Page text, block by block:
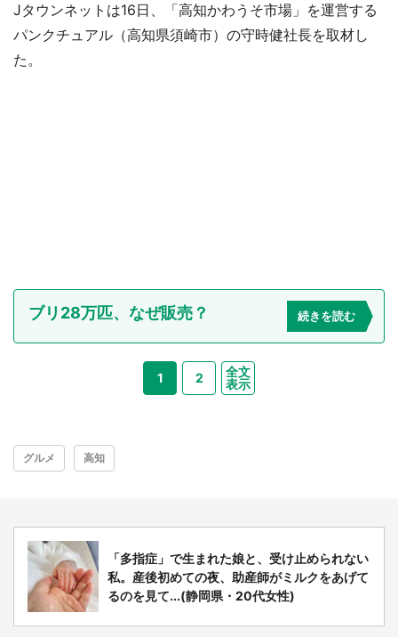
Jタウンネットは16日、「高知かわうそ市場」を運営する
パンクチュアル（高知県須崎市）の守時健社長を取材し
た。
ブリ28万匹、なぜ販売？ 続きを読む
1 2
全文
表示
グルメ 高知
「多指症」で生まれた娘と、受け止められない
私。産後初めての夜、助産師がミルクをあげて
るのを見て...(静岡県・20代女性)